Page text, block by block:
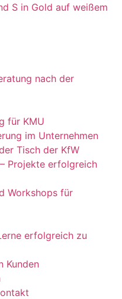
nach der
für KMU
im Unternehmen
Tisch der KfW
Projekte erfolgreich
Workshops für
erfolgreich zu
Kunden